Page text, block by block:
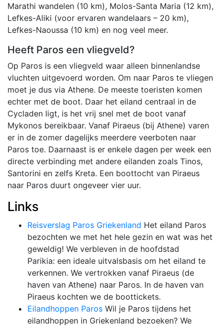
Marathi wandelen (10 km), Molos-Santa Maria (12 km),
Lefkes-Aliki (voor ervaren wandelaars – 20 km),
Lefkes-Naoussa (10 km) en nog veel meer.
Heeft Paros een vliegveld?
Op Paros is een vliegveld waar alleen binnenlandse
vluchten uitgevoerd worden. Om naar Paros te vliegen
moet je dus via Athene. De meeste toeristen komen
echter met de boot. Daar het eiland centraal in de
Cycladen ligt, is het vrij snel met de boot vanaf
Mykonos bereikbaar. Vanaf Piraeus (bij Athene) varen
er in de zomer dagelijks meerdere veerboten naar
Paros toe. Daarnaast is er enkele dagen per week een
directe verbinding met andere eilanden zoals Tinos,
Santorini en zelfs Kreta. Een boottocht van Piraeus
naar Paros duurt ongeveer vier uur.
Links
Reisverslag Paros Griekenland Het eiland Paros
bezochten we met het hele gezin en wat was het
geweldig! We verbleven in de hoofdstad
Parikia: een ideale uitvalsbasis om het eiland te
verkennen. We vertrokken vanaf Piraeus (de
haven van Athene) naar Paros. In de haven van
Piraeus kochten we de boottickets.
Eilandhoppen Paros Wil je Paros tijdens het
eilandhoppen in Griekenland bezoeken? We